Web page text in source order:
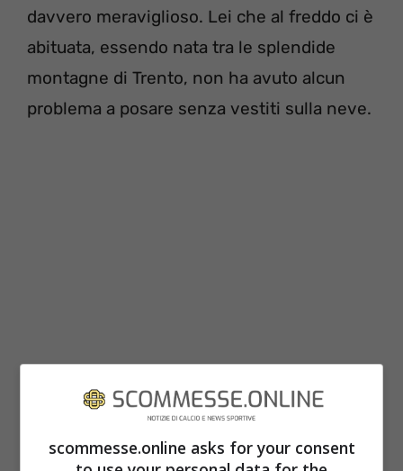
davvero meraviglioso. Lei che al freddo ci è
abituata, essendo nata tra le splendide
montagne di Trento, non ha avuto alcun
problema a posare senza vestiti sulla neve.
Poco tempo fa, la bella e provocante attrice
fatto discutere in molti. Sembra infatti che
scommesse.online asks for your consent